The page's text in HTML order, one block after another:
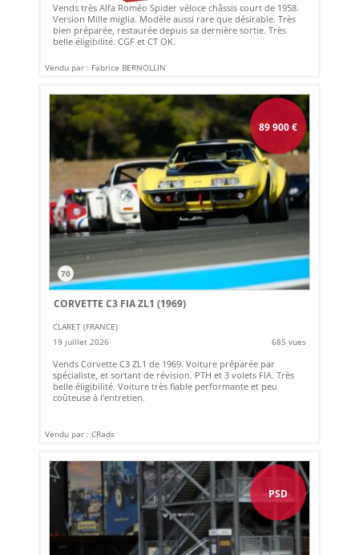
Vends très Alfa Roméo Spider véloce châssis court de 1958.
Version Mille miglia. Modèle aussi rare que désirable. Très
bien préparée, restaurée depuis sa dernière sortie. Très
belle éligibilité. CGF et CT OK.
Vendu par : Fabrice BERNOLLIN
89 900€
70
CORVETTE C3 FIA ZL1 (1969)
CLARET (FRANCE)
19 juillet 2026
685 vues
Vends Corvette C3 ZL1 de 1969. Voiture préparée par
spécialiste, et sortant de révision. PTH et 3 volets FIA. Très
belle éligibilité. Voiture très fiable performante et peu
coûteuse à l'entretien.
Vendu par : CRads
PSD